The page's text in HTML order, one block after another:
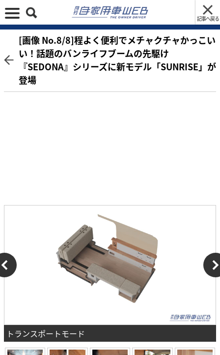
記事へ戻る
[画像 No.8/8]程よく便利でメチャクチャかっこい
い！話題のバンライフブームの先駆け
『SEDONA』シリーズに新モデル「SUNRISE」が
登場
トランスポートモード